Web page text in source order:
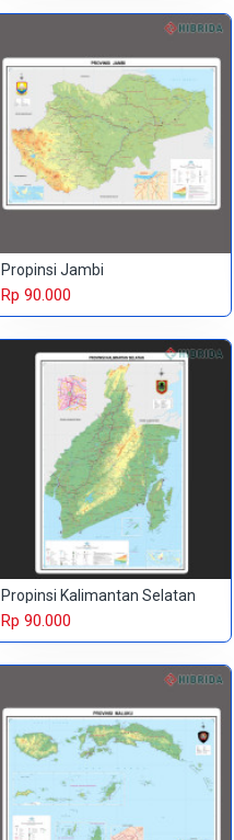
Propinsi Jambi
Rp 90.000
Propinsi Kalimantan Selatan
Rp 90.000